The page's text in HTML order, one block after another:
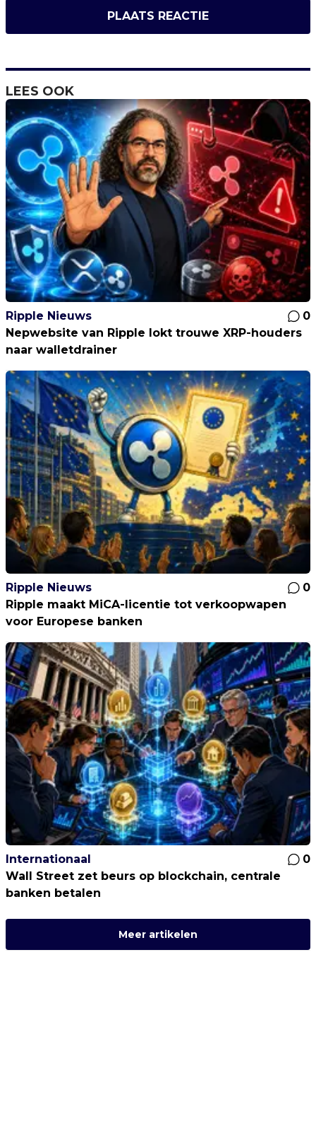
PLAATS REACTIE
LEES OOK
Ripple Nieuws
0
Nepwebsite van Ripple lokt trouwe XRP-houders
naar walletdrainer
Ripple Nieuws
0
Ripple maakt MiCA-licentie tot verkoopwapen
voor Europese banken
Internationaal
0
Wall Street zet beurs op blockchain, centrale
banken betalen
Meer artikelen